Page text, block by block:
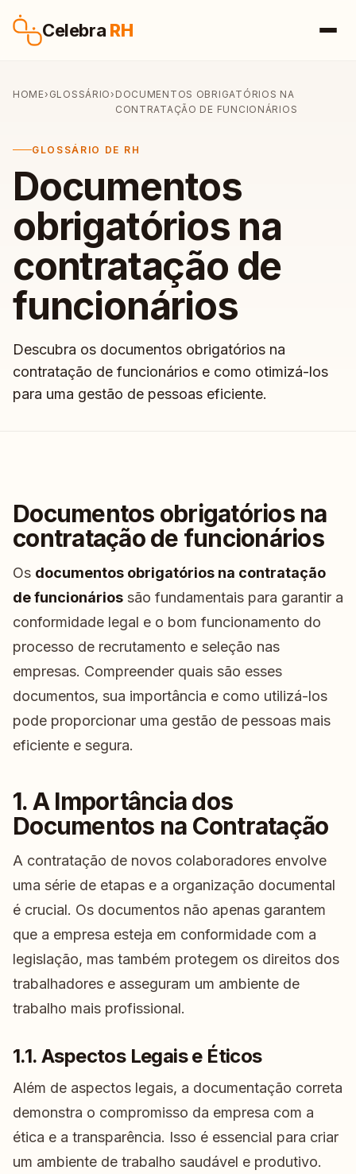
Celebra RH
HOME› GLOSSÁRIO› DOCUMENTOS OBRIGATÓRIOS NA
CONTRATAÇÃO DE FUNCIONÁRIOS
GLOSSÁRIO DE RH
Documentos
obrigatórios na
contratação de
funcionários
Descubra os documentos obrigatórios na
contratação de funcionários e como otimizá-los
para uma gestão de pessoas eficiente.
Documentos obrigatórios na
contratação de funcionários
Os documentos obrigatórios na contratação
de funcionários são fundamentais para garantir a
conformidade legal e o bom funcionamento do
processo de recrutamento e seleção nas
empresas. Compreender quais são esses
documentos, sua importância e como utilizá-los
pode proporcionar uma gestão de pessoas mais
eficiente e segura.
1. A Importância dos
Documentos na Contratação
A contratação de novos colaboradores envolve
uma série de etapas e a organização documental
é crucial. Os documentos não apenas garantem
que a empresa esteja em conformidade com a
legislação, mas também protegem os direitos dos
trabalhadores e asseguram um ambiente de
trabalho mais profissional.
1.1. Aspectos Legais e Éticos
Além de aspectos legais, a documentação correta
demonstra o compromisso da empresa com a
ética e a transparência. Isso é essencial para criar
um ambiente de trabalho saudável e produtivo.